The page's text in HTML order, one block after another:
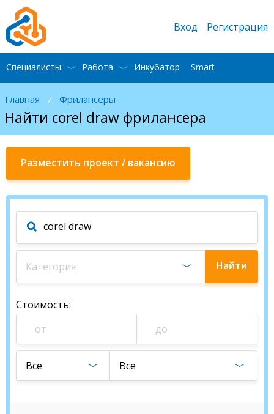
Главная / Фрилансеры
Найти corel draw фрилансера
Разместить проект / вакансию
Категория Найти
Стоимость:
Все Все
Вход Регистрация
Специалисты Работа Инкубатор Smart